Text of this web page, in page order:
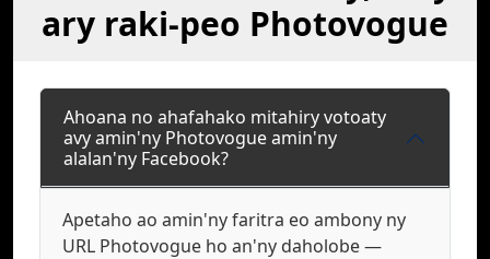
ary raki-peo Photovogue
Ahoana no ahafahako mitahiry votoaty
avy amin'ny Photovogue amin'ny
alalan'ny Facebook?
Apetaho ao amin'ny faritra eo ambony ny
URL Photovogue ho an'ny daholobe —